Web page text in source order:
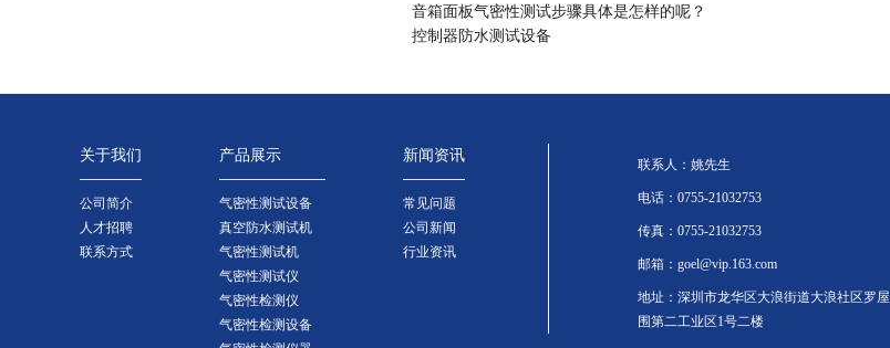
音箱面板气密性测试步骤具体是怎样的呢？
控制器防水测试设备
关于我们
公司简介
人才招聘
联系方式
产品展示
气密性测试设备
真空防水测试机
气密性测试机
气密性测试仪
气密性检测仪
气密性检测设备
新闻资讯
常见问题
公司新闻
行业资讯
联系人：姚先生
电话：0755-21032753
传真：0755-21032753
邮箱：goel@vip.163.com
地址：深圳市龙华区大浪街道大浪社区罗屋
围第二工业区1号二楼